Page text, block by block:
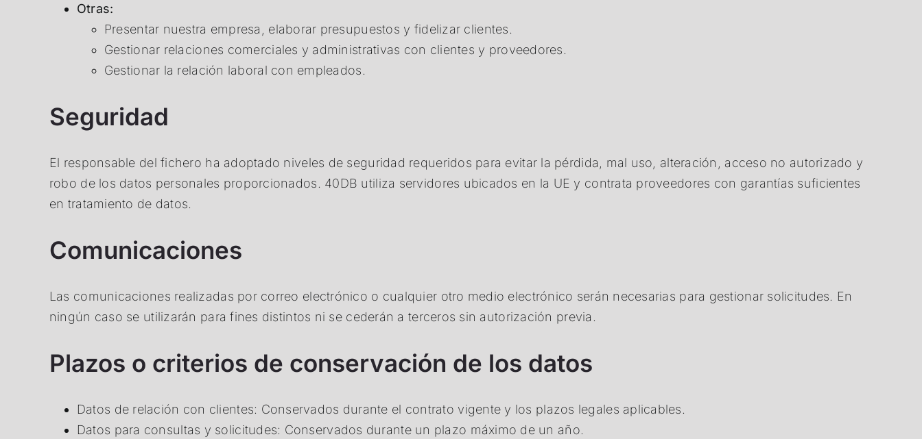
Otras:
Presentar nuestra empresa, elaborar presupuestos y fidelizar clientes.
Gestionar relaciones comerciales y administrativas con clientes y proveedores.
Gestionar la relación laboral con empleados.
Seguridad
El responsable del fichero ha adoptado niveles de seguridad requeridos para evitar la pérdida, mal uso, alteración, acceso no autorizado y
robo de los datos personales proporcionados. 40DB utiliza servidores ubicados en la UE y contrata proveedores con garantías suficientes
en tratamiento de datos.
Comunicaciones
Las comunicaciones realizadas por correo electrónico o cualquier otro medio electrónico serán necesarias para gestionar solicitudes. En
ningún caso se utilizarán para fines distintos ni se cederán a terceros sin autorización previa.
Plazos o criterios de conservación de los datos
Datos de relación con clientes: Conservados durante el contrato vigente y los plazos legales aplicables.
Datos para consultas y solicitudes: Conservados durante un plazo máximo de un año.